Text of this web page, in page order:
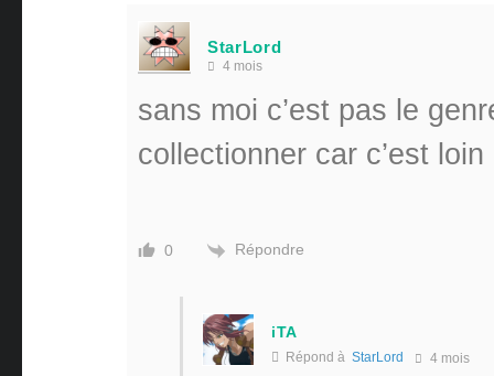
StarLord
4 mois
sans moi c’est pas le
collectionner car c’est
0 Répondre
iTA
Répond à StarLord 4 mois